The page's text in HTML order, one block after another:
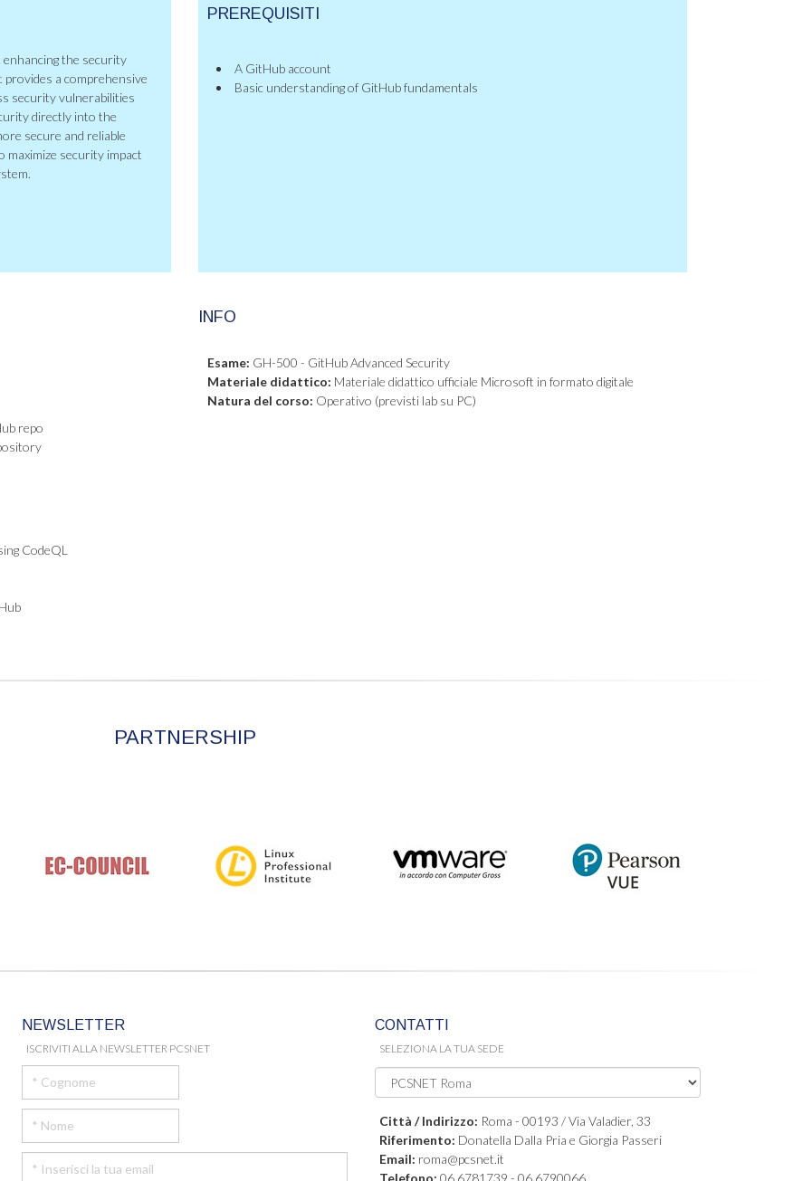
enhancing the security
a comprehensive
security vulnerabilities
directly into the
secure and reliable
maximize security impact
PREREQUISITI
A GitHub account
Basic understanding of GitHub fundamentals
repo
CodeQL
INFO
Esame: GH-500 - GitHub Advanced Security
Materiale didattico: Materiale didattico ufficiale Microsoft in formato digitale
Natura del corso: Operativo (previsti lab su PC)
PARTNERSHIP
NEWSLETTER
ISCRIVITI ALLA NEWSLETTER PCSNET
CONTATTI
SELEZIONA LA TUA SEDE
Città / Indirizzo: Roma - 00193 / Via Valadier, 33
Riferimento: Donatella Dalla Pria e Giorgia Passeri
Email: roma@pcsnet.it
Telefono: 06 6781739 - 06 6790066